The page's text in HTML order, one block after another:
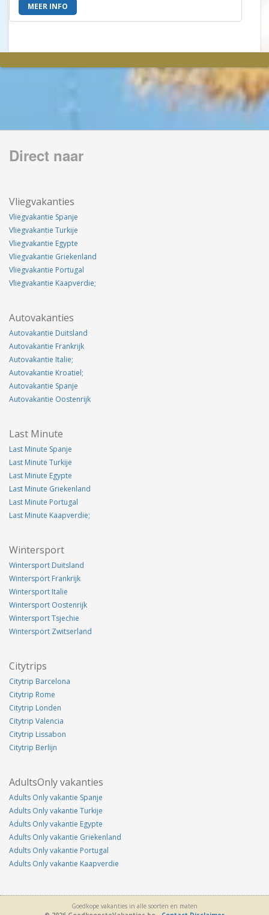
MEER INFO
Direct naar
Vliegvakanties
Vliegvakantie Spanje
Vliegvakantie Turkije
Vliegvakantie Egypte
Vliegvakantie Griekenland
Vliegvakantie Portugal
Vliegvakantie Kaapverdie;
Autovakanties
Autovakantie Duitsland
Autovakantie Frankrijk
Autovakantie Italie;
Autovakantie Kroatiel;
Autovakantie Spanje
Autovakantie Oostenrijk
Last Minute
Last Minute Spanje
Last Minute Turkije
Last Minute Egypte
Last Minute Griekenland
Last Minute Portugal
Last Minute Kaapverdie;
Wintersport
Wintersport Duitsland
Wintersport Frankrijk
Wintersport Italie
Wintersport Oostenrijk
Wintersport Tsjechie
Wintersport Zwitserland
Citytrips
Citytrip Barcelona
Citytrip Rome
Citytrip Londen
Citytrip Valencia
Citytrip Lissabon
Citytrip Berlijn
AdultsOnly vakanties
Adults Only vakantie Spanje
Adults Only vakantie Turkije
Adults Only vakantie Egypte
Adults Only vakantie Griekenland
Adults Only vakantie Portugal
Adults Only vakantie Kaapverdie
Goedkope vakanties in alle soorten en maten